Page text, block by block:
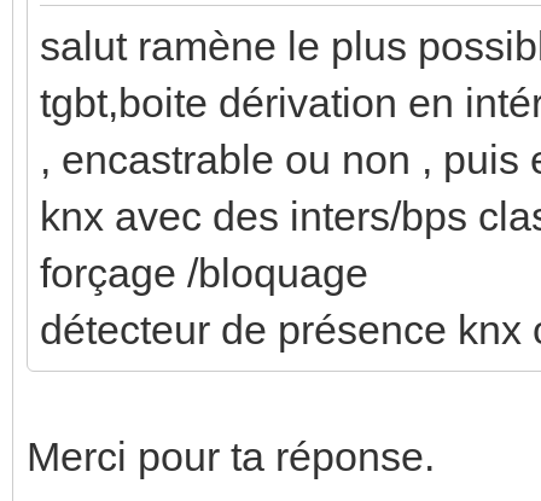
salut ramène le plus
tgbt,boite dérivation en
, encastrable ou non ,
knx avec des inters/bps
forçage /bloquage
détecteur de présence
Merci pour ta réponse.